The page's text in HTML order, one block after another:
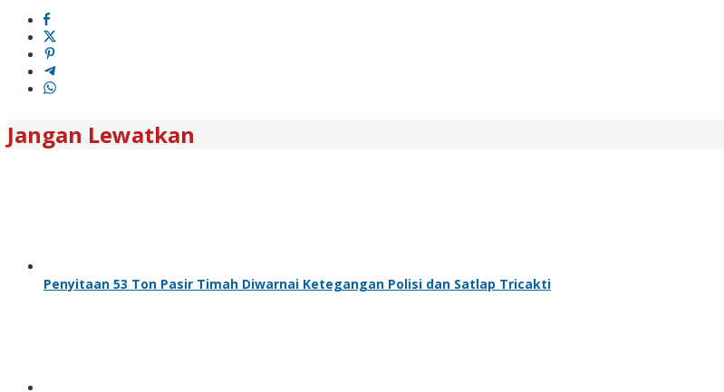
Jangan Lewatkan
Penyitaan 53 Ton Pasir Timah Diwarnai Ketegangan Polisi dan Satlap Tricakti